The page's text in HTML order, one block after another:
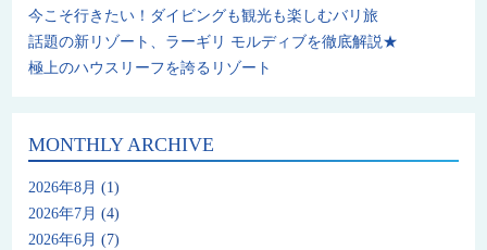
今こそ行きたい！ダイビングも観光も楽しむバリ旅
話題の新リゾート、ラーギリ モルディブを徹底解説★
極上のハウスリーフを誇るリゾート
MONTHLY ARCHIVE
2026年8月 (1)
2026年7月 (4)
2026年6月 (7)